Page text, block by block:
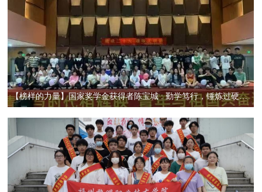
【榜样的力量】国家奖学金获得者陈宝城 : 勤学笃行，锤炼过硬本领